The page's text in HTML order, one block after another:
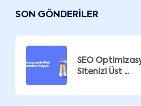
SON GÖNDERILER
SEO
Sitenizi Üst ...